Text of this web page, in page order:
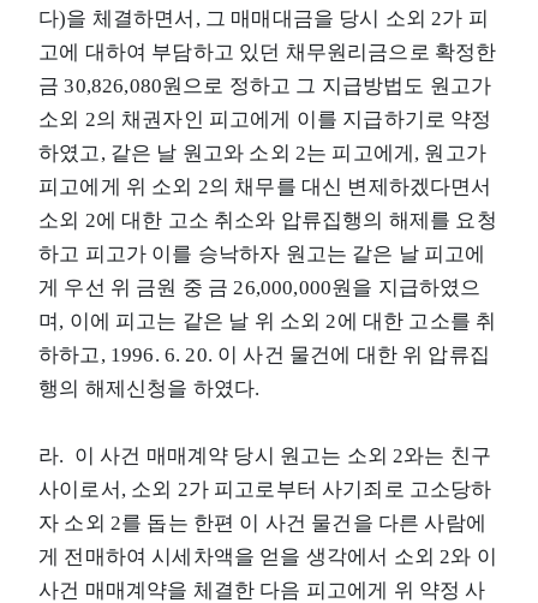
다)을 체결하면서, 그 매매대금을 당시 소외 2가 피
고에 대하여 부담하고 있던 채무원리금으로 확정한
금 30,826,080원으로 정하고 그 지급방법도 원고가
소외 2의 채권자인 피고에게 이를 지급하기로 약정
하였고, 같은 날 원고와 소외 2는 피고에게, 원고가
피고에게 위 소외 2의 채무를 대신 변제하겠다면서
소외 2에 대한 고소 취소와 압류집행의 해제를 요청
하고 피고가 이를 승낙하자 원고는 같은 날 피고에
게 우선 위 금원 중 금 26,000,000원을 지급하였으
며, 이에 피고는 같은 날 위 소외 2에 대한 고소를 취
하하고, 1996. 6. 20. 이 사건 물건에 대한 위 압류집
행의 해제신청을 하였다.
라. 이 사건 매매계약 당시 원고는 소외 2와는 친구
사이로서, 소외 2가 피고로부터 사기죄로 고소당하
자 소외 2를 돕는 한편 이 사건 물건을 다른 사람에
게 전매하여 시세차액을 얻을 생각에서 소외 2와 이
사건 매매계약을 체결한 다음 피고에게 위 약정 사